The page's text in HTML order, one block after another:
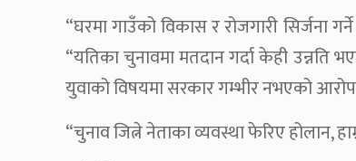
“घरमा गाउँको विकास र रोजगारी सिर्जना
“यतिका चुनावमा मतदान गर्दा केही
युवाको विषयमा सरकार गम्भीर नभएको
“चुनाव जित्ने नेताका व्यवस्था फेरिए होलान,